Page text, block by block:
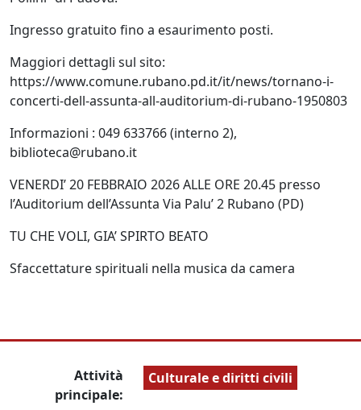
Ingresso gratuito fino a esaurimento posti.
Maggiori dettagli sul sito:
https://www.comune.rubano.pd.it/it/news/tornano-i-
concerti-dell-assunta-all-auditorium-di-rubano-1950803
Informazioni : 049 633766 (interno 2),
biblioteca@rubano.it
VENERDI’ 20 FEBBRAIO 2026 ALLE ORE 20.45 presso
l’Auditorium dell’Assunta Via Palu’ 2 Rubano (PD)
TU CHE VOLI, GIA’ SPIRTO BEATO
Sfaccettature spirituali nella musica da camera
Attività
principale:
Culturale e diritti civili